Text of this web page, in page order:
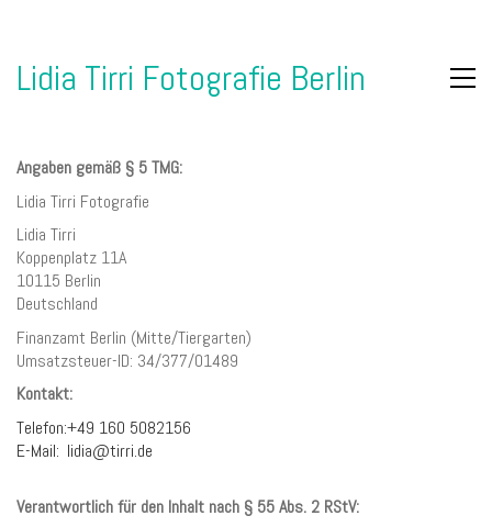
Lidia Tirri Fotografie Berlin
Angaben gemäß § 5 TMG:
Lidia Tirri Fotografie
Lidia Tirri
Koppenplatz 11A
10115 Berlin
Deutschland
Finanzamt Berlin (Mitte/Tiergarten)
Umsatzsteuer-ID: 34/377/01489
Kontakt:
Telefon:+49 160 5082156
E-Mail: lidia@tirri.de
Verantwortlich für den Inhalt nach § 55 Abs. 2 RStV: